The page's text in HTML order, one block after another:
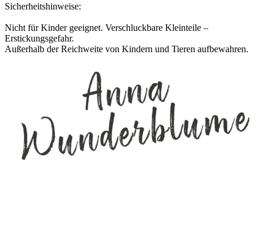
Sicherheitshinweise:
Nicht für Kinder geeignet. Verschluckbare Kleinteile –
Erstickungsgefahr.
Außerhalb der Reichweite von Kindern und Tieren aufbewahren.